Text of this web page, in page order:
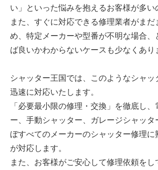
い」といった悩みを抱えるお客様が多い
また、すぐに対応できる修理業者がまだ
め、特定メーカーや型番が不明な場合、
ば良いかわからないケースも少なくあり
シャッター王国では、このようなシャッ
迅速に対応いたします。
「必要最小限の修理・交換」を徹底し
ー、手動シャッター、ガレージシャッタ
ぼすべてのメーカーのシャッター修理に
が対応します。
また、お客様がご安心して修理依頼をし